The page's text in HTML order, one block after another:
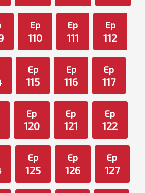
Ep
110
Ep
111
Ep
112
Ep
115
Ep
116
Ep
117
Ep
120
Ep
121
Ep
122
Ep
125
Ep
126
Ep
127